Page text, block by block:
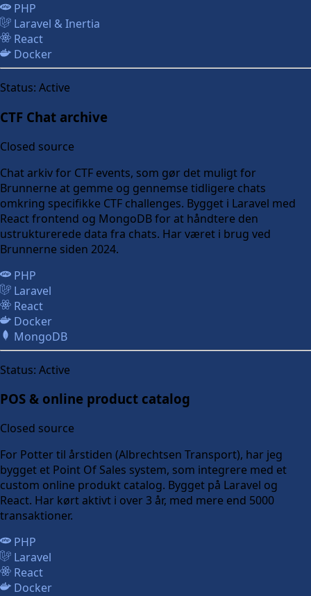
PHP
Laravel & Inertia
React
Docker
Status: Active
CTF Chat archive
Closed source
Chat arkiv for CTF events, som gør det muligt for
Brunnerne at gemme og gennemse tidligere chats
omkring specifikke CTF challenges. Bygget i Laravel med
React frontend og MongoDB for at håndtere den
ustrukturerede data fra chats. Har været i brug ved
Brunnerne siden 2024.
PHP
Laravel
React
Docker
MongoDB
Status: Active
POS & online product catalog
Closed source
For Potter til årstiden (Albrechtsen Transport), har jeg
bygget et Point Of Sales system, som integrere med et
custom online produkt catalog. Bygget på Laravel og
React. Har kørt aktivt i over 3 år, med mere end 5000
transaktioner.
PHP
Laravel
React
Docker